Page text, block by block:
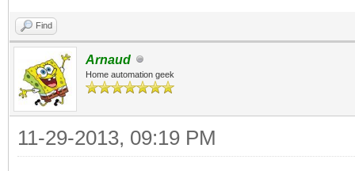
Find
Arnaud
Home automation geek
11-29-2013, 09:19 PM